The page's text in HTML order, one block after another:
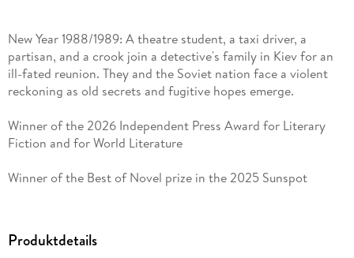
New Year 1988/1989: A theatre student, a taxi driver, a
partisan, and a crook join a detective's family in Kiev for an
ill-fated reunion. They and the Soviet nation face a violent
reckoning as old secrets and fugitive hopes emerge.
Winner of the 2026 Independent Press Award for Literary
Fiction and for World Literature
Winner of the Best of Novel prize in the 2025 Sunspot
Independent Press Award for Literary Fiction
Produktdetails